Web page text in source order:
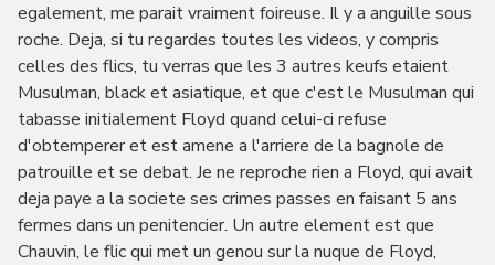
egalement, me parait vraiment foireuse. Il y a anguille sous
roche. Deja, si tu regardes toutes les videos, y compris
celles des flics, tu verras que les 3 autres keufs etaient
Musulman, black et asiatique, et que c'est le Musulman qui
tabasse initialement Floyd quand celui-ci refuse
d'obtemperer et est amene a l'arriere de la bagnole de
patrouille et se debat. Je ne reproche rien a Floyd, qui avait
deja paye a la societe ses crimes passes en faisant 5 ans
fermes dans un penitencier. Un autre element est que
Chauvin, le flic qui met un genou sur la nuque de Floyd,